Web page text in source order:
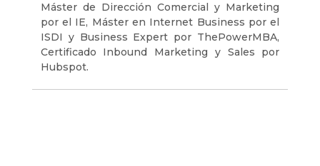
Máster de Dirección Comercial y Marketing
por el IE, Máster en Internet Business por el
ISDI y Business Expert por ThePowerMBA,
Certificado Inbound Marketing y Sales por
Hubspot.